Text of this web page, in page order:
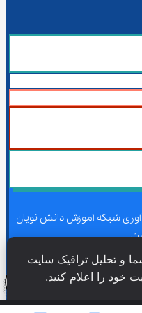
شبکه آموزش دانش نویان
شبکه آموزش دانش نویان
شما و تحلیل ترافیک سایت